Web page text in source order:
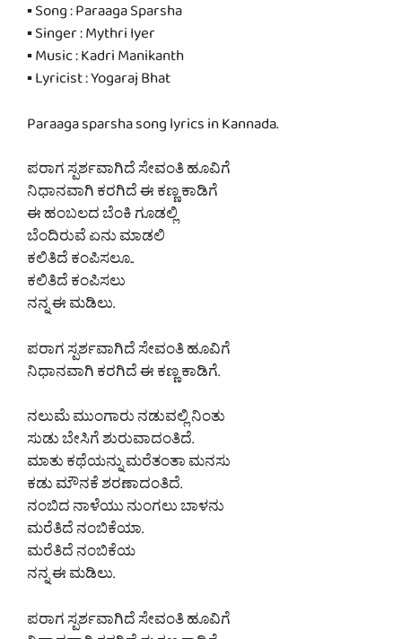
▪ Song : Paraaga Sparsha
▪ Singer : Mythri Iyer
▪ Music : Kadri Manikanth
▪ Lyricist : Yogaraj Bhat
Paraaga sparsha song lyrics in Kannada.
ಪರಾಗ ಸ್ಪರ್ಶವಾಗಿದೆ ಸೇವಂತಿ ಹೂವಿಗೆ
ನಿಧಾನವಾಗಿ ಕರಗಿದೆ ಈ ಕಣ್ಣ ಕಾಡಿಗೆ
ಈ ಹಂಬಲದ ಬೆಂಕಿ ಗೂಡಲ್ಲಿ
ಬೆಂದಿರುವೆ ಏನು ಮಾಡಲಿ
ಕಲಿತಿದೆ ಕಂಪಿಸಲೂ..
ಕಲಿತಿದೆ ಕಂಪಿಸಲು
ನನ್ನ ಈ ಮಡಿಲು.
ಪರಾಗ ಸ್ಪರ್ಶವಾಗಿದೆ ಸೇವಂತಿ ಹೂವಿಗೆ
ನಿಧಾನವಾಗಿ ಕರಗಿದೆ ಈ ಕಣ್ಣ ಕಾಡಿಗೆ.
ನಲುಮೆ ಮುಂಗಾರು ನಡುವಲ್ಲಿ ನಿಂತು
ಸುಡು ಬೇಸಿಗೆ ಶುರುವಾದಂತಿದೆ.
ಮಾತು ಕಥೆಯನ್ನು ಮರೆತಂತಾ ಮನಸು
ಕಡು ಮೌನಕೆ ಶರಣಾದಂತಿದೆ.
ನಂಬಿದ ನಾಳೆಯು ನುಂಗಲು ಬಾಳನು
ಮರೆತಿದೆ ನಂಬಿಕೆಯಾ.
ಮರೆತಿದೆ ನಂಬಿಕೆಯ
ನನ್ನ ಈ ಮಡಿಲು.
ಪರಾಗ ಸ್ಪರ್ಶವಾಗಿದೆ ಸೇವಂತಿ ಹೂವಿಗೆ